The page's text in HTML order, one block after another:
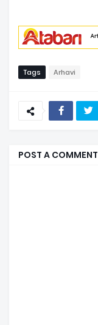
Tags Arhavi
POST A COMMENT